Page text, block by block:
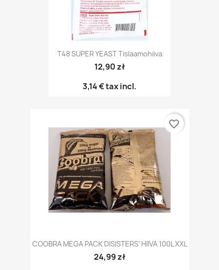
T48 SUPER YEAST Tislaamohiiva
12,90 zł
3,14 €tax incl.
COOBRA MEGA PACK DISISTERS' HIIVA 100L XXL
24,99 zł
favorite_border